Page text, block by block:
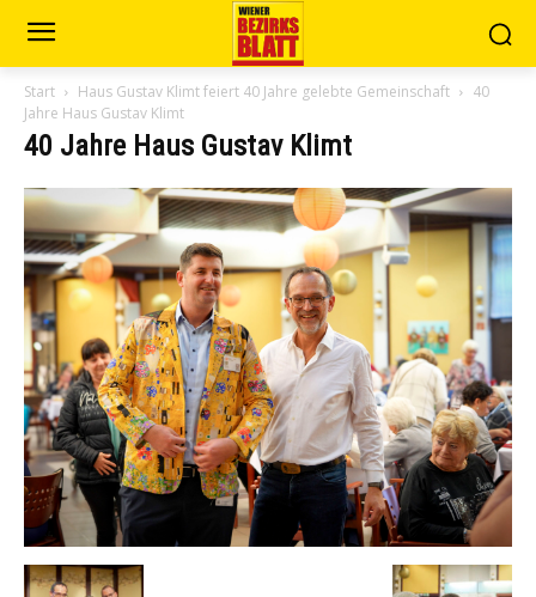
Start Haus Gustav Klimt feiert 40 Jahre gelebte Gemeinschaft
40
Jahre Haus Gustav Klimt
40 Jahre Haus Gustav Klimt